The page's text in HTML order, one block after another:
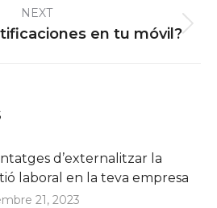
NEXT
Next
en tu móvil?
d’externalitzar la
laboral en la teva empresa
21, 2023